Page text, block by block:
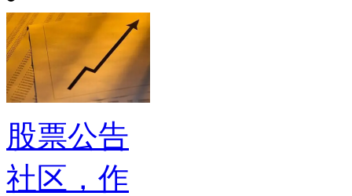
股票公告
社区，作